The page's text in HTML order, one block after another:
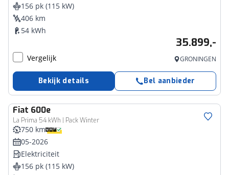
156 pk (115 kW)
406 km
54 kWh
35.899,-
Vergelijk GRONINGEN
Bekijk details Bel aanbieder
Fiat 600e
La Prima 54 kWh | Pack Winter
750 km
05-2026
Elektriciteit
156 pk (115 kW)